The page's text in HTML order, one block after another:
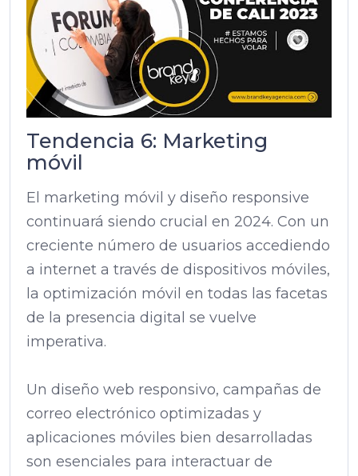
Tendencia 6: Marketing
móvil
El marketing móvil y diseño responsive
continuará siendo crucial en 2024. Con un
creciente número de usuarios accediendo
a internet a través de dispositivos móviles,
la optimización móvil en todas las facetas
de la presencia digital se vuelve
imperativa.
Un diseño web responsivo, campañas de
correo electrónico optimizadas y
aplicaciones móviles bien desarrolladas
son esenciales para interactuar de